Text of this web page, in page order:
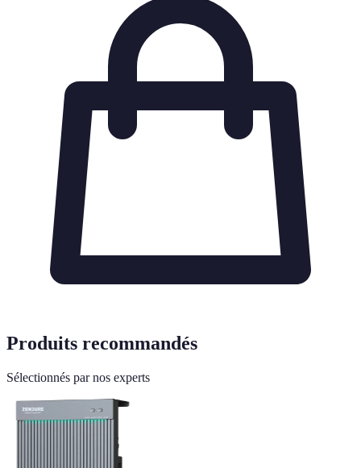
Produits recommandés
Sélectionnés par nos experts